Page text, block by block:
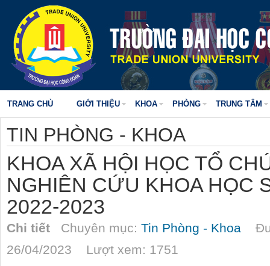
TRANG CHỦ GIỚI THIỆU KHOA PHÒNG TRUNG TÂM
TIN PHÒNG - KHOA
KHOA XÃ HỘI HỌC TỔ
NGHIÊN CỨU KHOA HỌC
2022-2023
Chi tiết Chuyên mục: Tin Phòng - Khoa
26/04/2023 Lượt xem: 1751